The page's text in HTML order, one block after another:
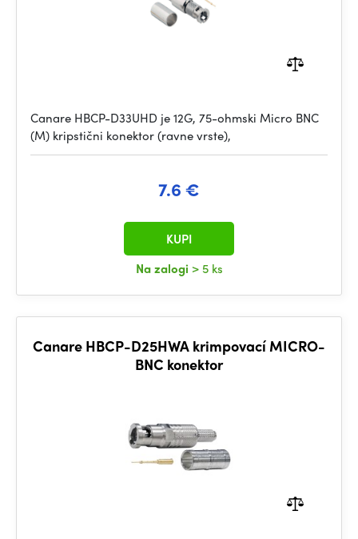
Canare HBCP-D33UHD je 12G, 75-ohmski Micro BNC
(M) kripstični konektor (ravne vrste),
7.6 €
Na zalogi > 5 ks
KUPI
Canare HBCP-D25HWA krimpovací MICRO-
BNC konektor